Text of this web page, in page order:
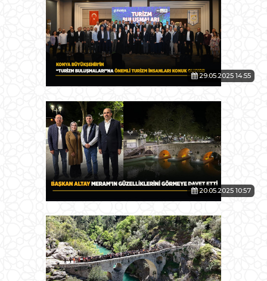
29.05.2025 14:55
20.05.2025 10:57